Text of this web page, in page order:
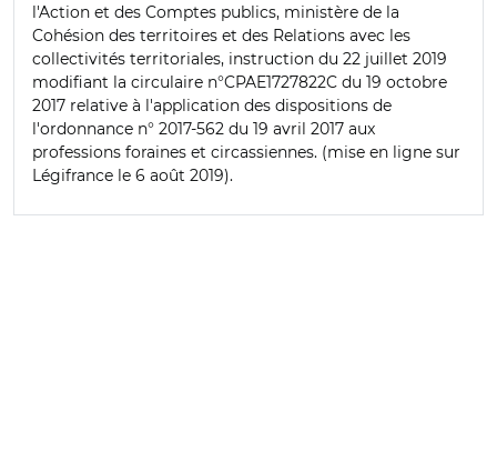
l'Action et des Comptes publics, ministère de la
Cohésion des territoires et des Relations avec les
collectivités territoriales, instruction du 22 juillet 2019
modifiant la circulaire n°CPAE1727822C du 19 octobre
2017 relative à l'application des dispositions de
l'ordonnance n° 2017-562 du 19 avril 2017 aux
professions foraines et circassiennes. (mise en ligne sur
Légifrance le 6 août 2019).